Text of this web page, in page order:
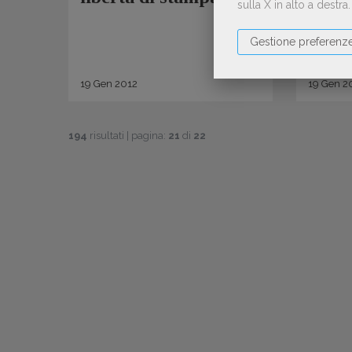
sulla X in alto a destra.
Gestione
19 Gen 2012 19 Gen
194 risultati | pagina: 21 di 22